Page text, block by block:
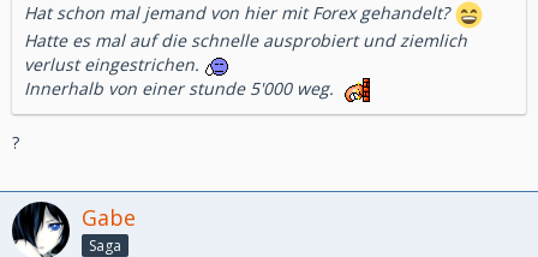
Hat schon mal jemand von hier mit Forex gehandelt?
Hatte es mal auf die schnelle ausprobiert und ziemlich
verlust eingestrichen.
Innerhalb von einer stunde 5'000 weg.
?
Gabe
Saga